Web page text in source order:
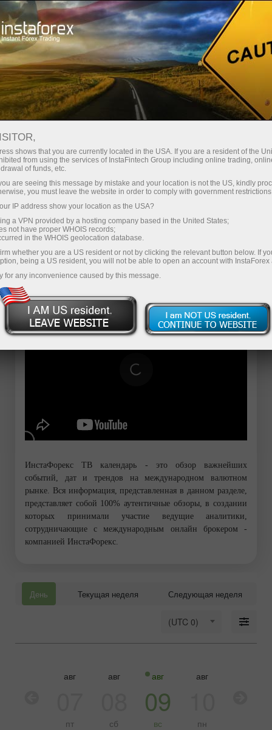
Трейдерам Форекс аналитика
Форекс ТВ
Форекс-ТВ: календарь
Календарь трейдера на 28 февраля:
Доллар застрял между двух огней (ua)
ИнстаФорекс ТВ календарь - это обзор важнейших
событий, дат и трендов на международном валютном
рынке. Вся информация, представленная в данном разделе,
представляет собой 100% аутентичные обзоры, в создании
которых принимали участие ведущие аналитики,
сотрудничающие с международным онлайн брокером -
компанией ИнстаФорекс.
День Текущая неделя Следующая неделя
(UTC 0)
авг
пт
авг
сб
авг
09
вс
авг
пн
shows that you are currently located in the USA. If you are a resident of the
from using the services of InstaFintech Group including online trading,
of funds, etc.
are seeing this message by mistake and your location is not the US, kindly
you must leave the website in order to comply with government
IP address show your location as the USA?
a VPN provided by a hosting company based in the United States;
not have proper WHOIS records;
in the WHOIS geolocation database.
whether you are a US resident or not by clicking the relevant button below. If
being a US resident, you will not be able to open an account with InstaForex
for any inconvenience caused by this message.